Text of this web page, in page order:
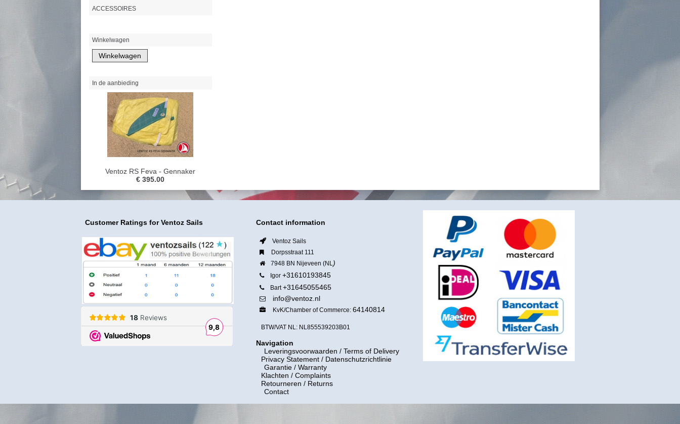
ACCESSOIRES
Winkelwagen
In de aanbieding
Ventoz RS Feva - Gennaker
€ 395.00
Customer Ratingsfor Ventoz Sails Contact information
Ventoz Sails
Dorpsstraat 111
7948 BN Nijeveen (NL )
Igor +31610193845
Bart+31645055465
info@ventoz.nl
KvK/Chamber of Commerce: 64140814
BTW/VAT NL: NL855539203B01
Navigation
Leveringsvoorwaarden / Terms of Delivery
Privacy Statement / Datenschutzrichtlinie
Garantie / Warranty
Klachten / Complaints
Retourneren / Returns
Contact